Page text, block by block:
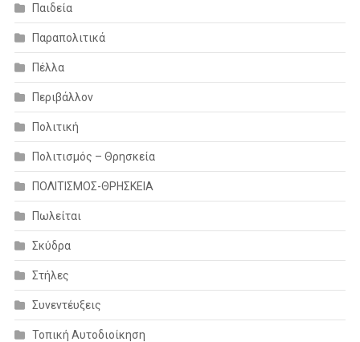
Παιδεία
Παραπολιτικά
Πέλλα
Περιβάλλον
Πολιτική
Πολιτισμός – Θρησκεία
ΠΟΛΙΤΙΣΜΟΣ-ΘΡΗΣΚΕΙΑ
Πωλείται
Σκύδρα
Στήλες
Συνεντέυξεις
Τοπική Αυτοδιοίκηση